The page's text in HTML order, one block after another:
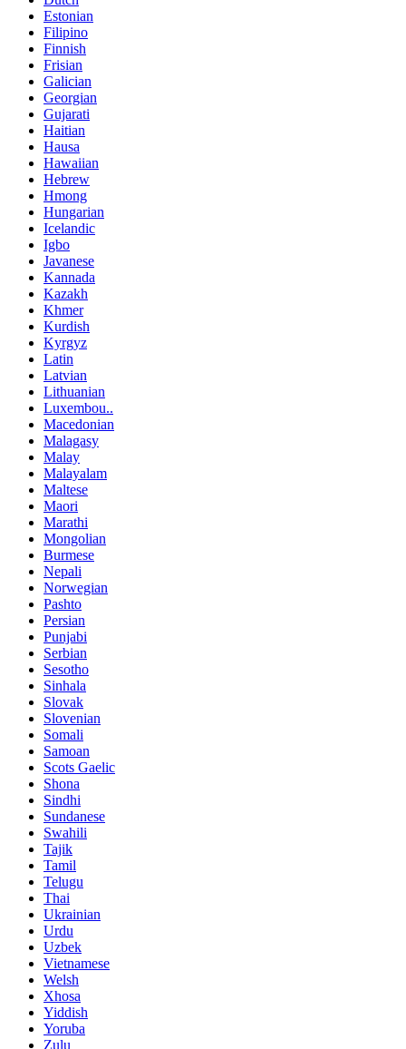
Estonian
Filipino
Finnish
Frisian
Galician
Georgian
Gujarati
Haitian
Hausa
Hawaiian
Hebrew
Hmong
Hungarian
Icelandic
Igbo
Javanese
Kannada
Kazakh
Khmer
Kurdish
Kyrgyz
Latin
Latvian
Lithuanian
Luxembou..
Macedonian
Malagasy
Malay
Malayalam
Maltese
Maori
Marathi
Mongolian
Burmese
Nepali
Norwegian
Pashto
Persian
Punjabi
Serbian
Sesotho
Sinhala
Slovak
Slovenian
Somali
Samoan
Scots Gaelic
Shona
Sindhi
Sundanese
Swahili
Tajik
Tamil
Telugu
Thai
Ukrainian
Urdu
Uzbek
Vietnamese
Welsh
Xhosa
Yiddish
Yoruba
Zulu